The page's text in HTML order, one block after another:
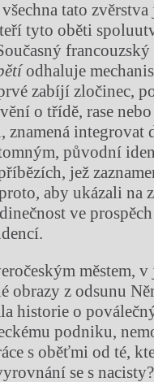
tato zvěrstva
tyto oběti
odhaluje
zabíjí zločinec,
o třídě, rase
integrovat
původní
jež
aby ukázali na
ve
městem,
obrazy z odsunu
historie o
podniku,
s oběťmi od té,
se s